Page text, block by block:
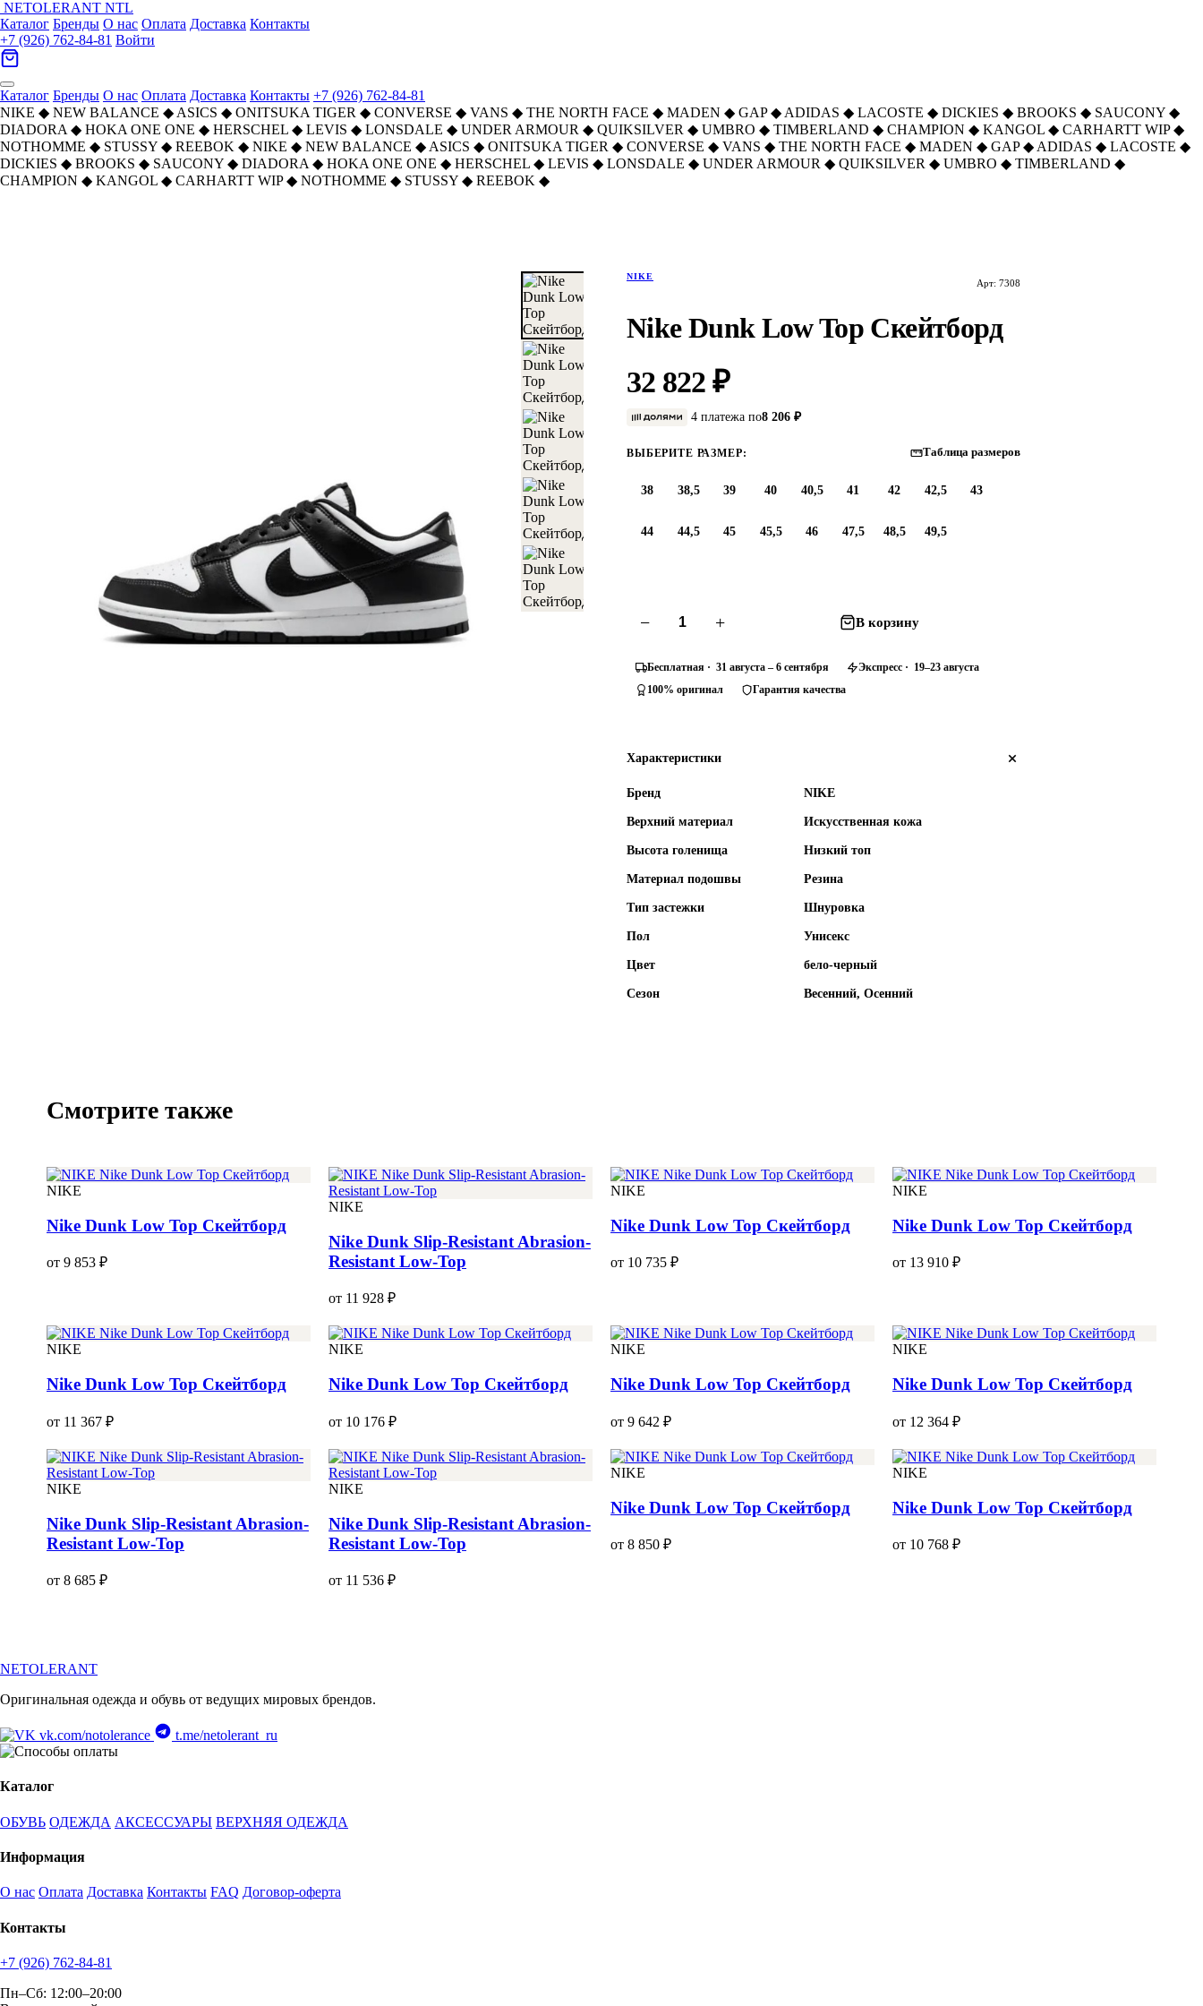
NETOLERANT NTL
Каталог Бренды О нас Оплата Доставка Контакты
+7 (926) 762-84-81 Войти
Каталог Бренды О нас Оплата Доставка Контакты +7 (926) 762-84-81
NIKE ◆ NEW BALANCE ◆ ASICS ◆ ONITSUKA TIGER ◆ CONVERSE ◆ VANS ◆ THE NORTH FACE ◆ MADEN ◆ GAP ◆ ADIDAS ◆ LACOSTE ◆ DICKIES ◆ BROOKS ◆ SAUCONY ◆
DIADORA ◆ HOKA ONE ONE ◆ HERSCHEL ◆ LEVIS ◆ LONSDALE ◆ UNDER ARMOUR ◆ QUIKSILVER ◆ UMBRO ◆ TIMBERLAND ◆ CHAMPION ◆ KANGOL ◆ CARHARTT WIP ◆
NOTHOMME ◆ STUSSY ◆ REEBOK ◆ NIKE ◆ NEW BALANCE ◆ ASICS ◆ ONITSUKA TIGER ◆ CONVERSE ◆ VANS ◆ THE NORTH FACE ◆ MADEN ◆ GAP ◆ ADIDAS ◆ LACOSTE ◆
DICKIES ◆ BROOKS ◆ SAUCONY ◆ DIADORA ◆ HOKA ONE ONE ◆ HERSCHEL ◆ LEVIS ◆ LONSDALE ◆ UNDER ARMOUR ◆ QUIKSILVER ◆ UMBRO ◆ TIMBERLAND ◆
CHAMPION ◆ KANGOL ◆ CARHARTT WIP ◆ NOTHOMME ◆ STUSSY ◆ REEBOK ◆
NIKE
Арт: 7308
Nike Dunk Low Top Скейтборд
32 822 ₽
4 платежа по8 206 ₽
ВЫБЕРИТЕ РАЗМЕР: Таблица размеров
38 38,5 39 40 40,5 41 42 42,5 43
44 44,5 45 45,5 46 47,5 48,5 49,5
− + В корзину
Бесплатная · 31 августа – 6 сентября
Экспресс · 19–23 августа
100% оригинал
Гарантия качества
Характеристики
Бренд NIKE
Верхний материал Искусственная кожа
Высота голенища Низкий топ
Материал подошвы Резина
Тип застежки Шнуровка
Пол Унисекс
Цвет бело-черный
Сезон Весенний, Осенний
Смотрите также
NIKE
Nike Dunk Low Top Скейтборд
от 9 853 ₽
NIKE
Nike Dunk Slip-Resistant Abrasion-
Resistant Low-Top
от 11 928 ₽
NIKE
Nike Dunk Low Top Скейтборд
от 10 735 ₽
NIKE
Nike Dunk Low Top Скейтборд
от 13 910 ₽
NIKE
Nike Dunk Low Top Скейтборд
от 11 367 ₽
NIKE
Nike Dunk Low Top Скейтборд
от 10 176 ₽
NIKE
Nike Dunk Low Top Скейтборд
от 9 642 ₽
NIKE
Nike Dunk Low Top Скейтборд
от 12 364 ₽
NIKE
Nike Dunk Slip-Resistant Abrasion-
Resistant Low-Top
от 8 685 ₽
NIKE
Nike Dunk Slip-Resistant Abrasion-
Resistant Low-Top
от 11 536 ₽
NIKE
Nike Dunk Low Top Скейтборд
от 8 850 ₽
NIKE
Nike Dunk Low Top Скейтборд
от 10 768 ₽
NETOLERANT
Оригинальная одежда и обувь от ведущих мировых брендов.
vk.com/notolerance t.me/netolerant_ru
Каталог
ОБУВЬ ОДЕЖДА АКСЕССУАРЫ ВЕРХНЯЯ ОДЕЖДА
Информация
О нас Оплата Доставка Контакты FAQ Договор-оферта
Контакты
+7 (926) 762-84-81
Пн–Сб: 12:00–20:00